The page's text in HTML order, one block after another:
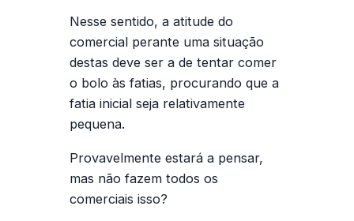
Nesse sentido, a atitude do
comercial perante uma situação
destas deve ser a de tentar comer
o bolo às fatias, procurando que a
fatia inicial seja relativamente
pequena.
Provavelmente estará a pensar,
mas não fazem todos os
comerciais isso?